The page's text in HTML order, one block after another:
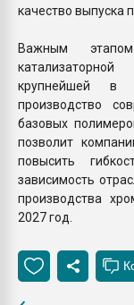
качество выпуска
Важным
крупнейшей в
производство
базовых
позволит
повысить
зависимость
производства
2027 год.